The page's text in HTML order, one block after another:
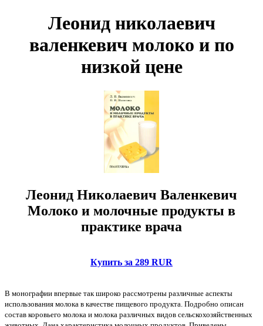
Леонид николаевич
валенкевич молоко и по
низкой цене
Леонид Николаевич Валенкевич
Молоко и молочные продукты в
практике врача
Купить за 289 RUR
В монографии впервые так широко рассмотрены различные аспекты
использования молока в качестве пищевого продукта. Подробно описан
состав коровьего молока и молока различных видов сельскохозяйственных